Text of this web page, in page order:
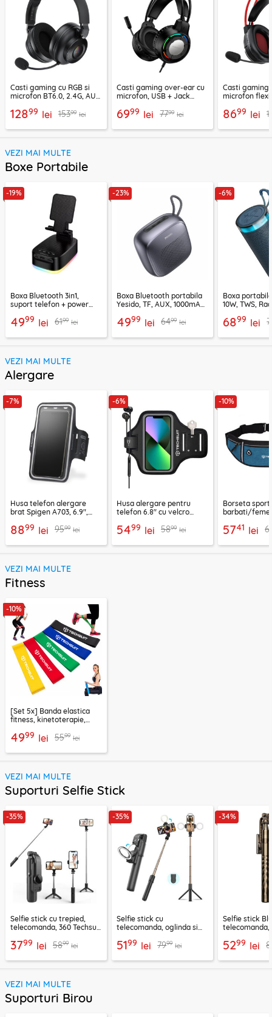
Casti gaming cu RGB si
microfon BT6.0, 2.4G, AUX
12899 lei 15399 lei
Casti gaming over-ear cu
microfon, USB + Jack
BO112
6999 lei 7799 lei
Casti gaming
microfon
8699 lei
VEZI MAI MULTE
Boxe Portabile
-19%
Boxa Bluetooth 3in1,
suport telefon + power
BR200
4999 lei 6199 lei
-23%
Boxa Bluetooth portabila
Yesido, TF, AUX, 1000mAh,
4999 lei 6499 lei
-6%
Boxa
10W, TWS,
6899 lei
VEZI MAI MULTE
Alergare
-7%
Husa telefon alergare
brat Spigen A703, 6.9",
8899 lei 9599 lei
-6%
Husa alergare pentru
telefon 6.8" cu velcro
5499 lei 5899 lei
-10%
Borseta
barbati/femei
5741 lei
VEZI MAI MULTE
Fitness
-10%
[Set 5x] Banda elastica
fitness, kinetoterapie,
4999 lei 5599 lei
VEZI MAI MULTE
Suporturi Selfie Stick
-35%
Selfie stick cu trepied,
telecomanda, 360 Techsuit
3799 lei 5899 lei
-35%
Selfie stick cu
telecomanda, oglinda si
5199 lei 7999 lei
-34%
Selfie stick
telecomanda,
5299 lei
VEZI MAI MULTE
Suporturi Birou